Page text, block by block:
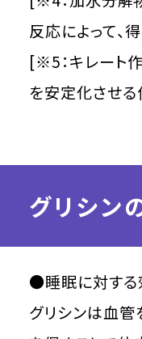
反応によって、
[※5：キレート
を安定化させる
グリシン
●睡眠に対する
グリシンは血管